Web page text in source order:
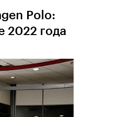
Polo:
2022 года